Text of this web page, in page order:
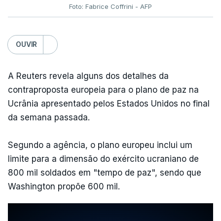
Foto: Fabrice Coffrini - AFP
OUVIR
A Reuters revela alguns dos detalhes da
contraproposta europeia para o plano de paz na
Ucrânia apresentado pelos Estados Unidos no final
da semana passada.
Segundo a agência, o plano europeu inclui um
limite para a dimensão do exército ucraniano de
800 mil soldados em "tempo de paz", sendo que
Washington propõe 600 mil.